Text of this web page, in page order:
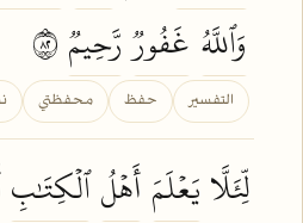
وَٱللَّهُ غَفُورٞ رَّحِيمٞ
التفسير حفظ محفظتي
لِّئَلَّا يَعۡلَمَ أَهۡلُٱلۡكِتَٰبِ